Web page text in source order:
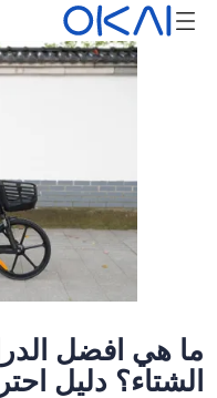
ما هي أفضل
الشتاء؟ دليل